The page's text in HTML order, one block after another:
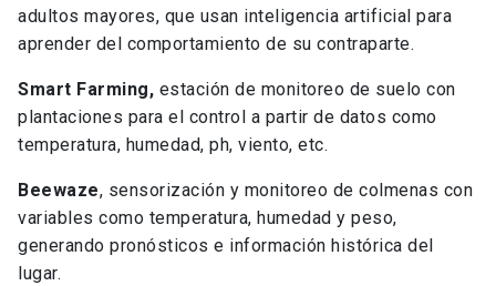
adultos mayores, que usan inteligencia artificial para
aprender del comportamiento de su contraparte.
Smart Farming, estación de monitoreo de suelo con
plantaciones para el control a partir de datos como
temperatura, humedad, ph, viento, etc.
Beewaze, sensorización y monitoreo de colmenas con
variables como temperatura, humedad y peso,
generando pronósticos e información histórica del
lugar.